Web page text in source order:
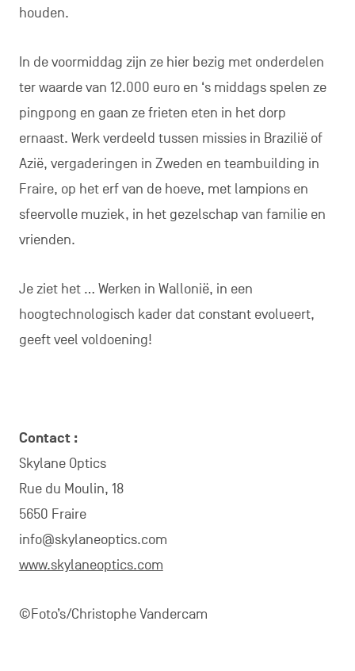
houden.
In de voormiddag zijn ze hier bezig met onderdelen
ter waarde van 12.000 euro en ‘s middags spelen ze
pingpong en gaan ze frieten eten in het dorp
ernaast. Werk verdeeld tussen missies in Brazilië of
Azië, vergaderingen in Zweden en teambuilding in
Fraire, op het erf van de hoeve, met lampions en
sfeervolle muziek, in het gezelschap van familie en
vrienden.
Je ziet het … Werken in Wallonië, in een
hoogtechnologisch kader dat constant evolueert,
geeft veel voldoening!
Contact :
Skylane Optics
Rue du Moulin, 18
5650 Fraire
info@skylaneoptics.com
www.skylaneoptics.com
©Foto’s/Christophe Vandercam